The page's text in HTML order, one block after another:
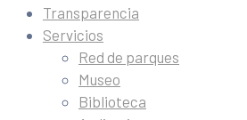
Transparencia
Servicios
Red de parques
Museo
Biblioteca